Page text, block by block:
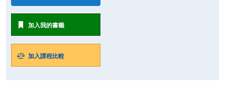
加入我的書籤
加入課程比較